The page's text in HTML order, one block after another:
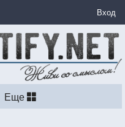
Вход
Еще